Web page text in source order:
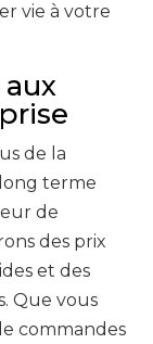
vie à votre
de la
terme
de
des prix
et des
Que vous
commandes